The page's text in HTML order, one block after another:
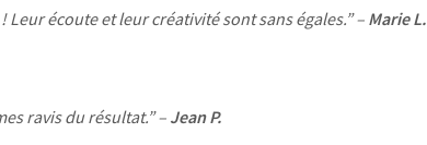
écoute et leur créativité sont sans égales.” – Marie L.
ravis du résultat.” – Jean P.